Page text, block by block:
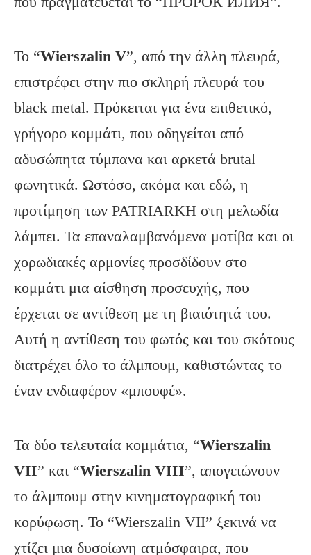
Το “Wierszalin V”, από την άλλη πλευρά,
επιστρέφει στην πιο σκληρή πλευρά του
black metal. Πρόκειται για ένα επιθετικό,
γρήγορο κομμάτι, που οδηγείται από
αδυσώπητα τύμπανα και αρκετά brutal
φωνητικά. Ωστόσο, ακόμα και εδώ, η
προτίμηση των PATRIARKH στη μελωδία
λάμπει. Τα επαναλαμβανόμενα μοτίβα και οι
χορωδιακές αρμονίες προσδίδουν στο
κομμάτι μια αίσθηση προσευχής, που
έρχεται σε αντίθεση με τη βιαιότητά του.
Αυτή η αντίθεση του φωτός και του σκότους
διατρέχει όλο το άλμπουμ, καθιστώντας το
έναν ενδιαφέρον «μπουφέ».
Τα δύο τελευταία κομμάτια, “Wierszalin
VII” και “Wierszalin VIII”, απογειώνουν
το άλμπουμ στην κινηματογραφική του
κορύφωση. Το “Wierszalin VII” ξεκινά να
χτίζει μια δυσοίωνη ατμόσφαιρα, που